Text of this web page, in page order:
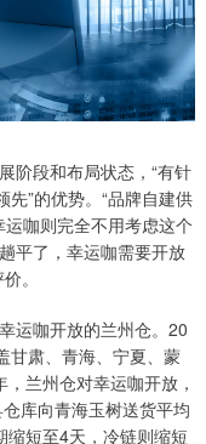
段和布局状态，“有针
先”的优势。“品牌自建供
运咖则完全不用考虑这个
平了，幸运咖需要开放
。
咖开放的兰州仓。20
甘肃、青海、宁夏、蒙
兰州仓对幸运咖开放，
库向青海玉树送货平均
缩短至4天，冷链则缩短